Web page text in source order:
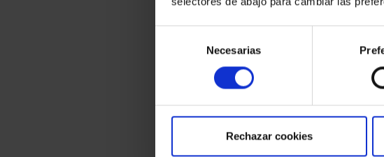
consentimiento
Necesarias
Rechazar cookies